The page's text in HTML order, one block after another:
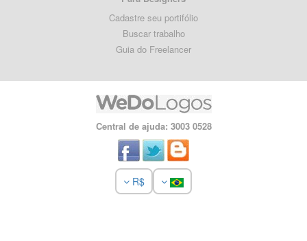
Cadastre seu portifólio
Buscar trabalho
Guia do Freelancer
Central de ajuda: 3003 0528
R$